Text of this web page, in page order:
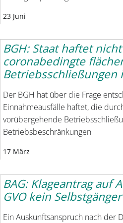
23 Juni
BGH: Staat haftet
coronabedingte
Betriebsschließungen
Der BGH hat über die Frage
Einnahmeausfälle haftet, die
vorübergehende
Betriebsbeschränkungen
17 März
BAG: Klageantrag auf
GVO kein Selbstgänger
Ein Auskunftsanspruch nach der